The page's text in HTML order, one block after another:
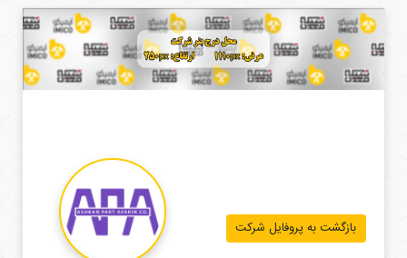
بازگشت به پروفایل شرکت